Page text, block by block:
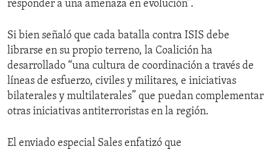
responder a una amenaza en evolución”.
Si bien señaló que cada batalla contra ISIS debe
librarse en su propio terreno, la Coalición ha
desarrollado “una cultura de coordinación a través de
líneas de esfuerzo, civiles y militares, e iniciativas
bilaterales y multilaterales” que puedan complementar
otras iniciativas antiterroristas en la región.
El enviado especial Sales enfatizó que